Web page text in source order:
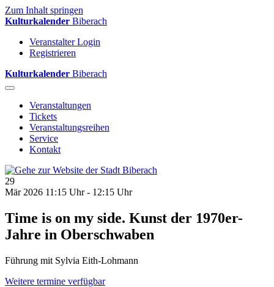
Zum Inhalt springen
Kulturkalender Biberach
Veranstalter Login
Registrieren
Kulturkalender Biberach
Veranstaltungen
Tickets
Veranstaltungsreihen
Service
Kontakt
29
Mär 2026 11:15 Uhr - 12:15 Uhr
Time is on my side. Kunst der 1970er-
Jahre in Oberschwaben
Führung mit Sylvia Eith-Lohmann
Weitere termine verfügbar